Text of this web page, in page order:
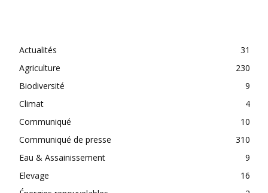
Actualités
31
Agriculture
230
Biodiversité
9
Climat
4
Communiqué
10
Communiqué de presse
310
Eau & Assainissement
9
Elevage
16